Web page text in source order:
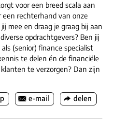
voor een breed scala aan
rechterhand van onze
mee en draag je graag bij aan
opdrachtgevers? Ben jij
(senior) finance specialist
te delen én de financiële
te verzorgen? Dan zijn
e-mail delen